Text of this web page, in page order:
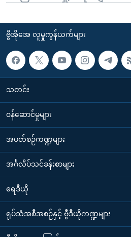
ဗွီအိုအေ လူမှုကွန်ယက်များ
သတင်း
၀န်ဆောင်မှုများ
အပတ်စဉ်ကဏ္ဍများ
အင်္ဂလိပ်သင်ခန်းစာများ
ရေဒီယို
ရုပ်သံအစီအစဉ်နှင့် ဗွီဒီယိုကဏ္ဍများ